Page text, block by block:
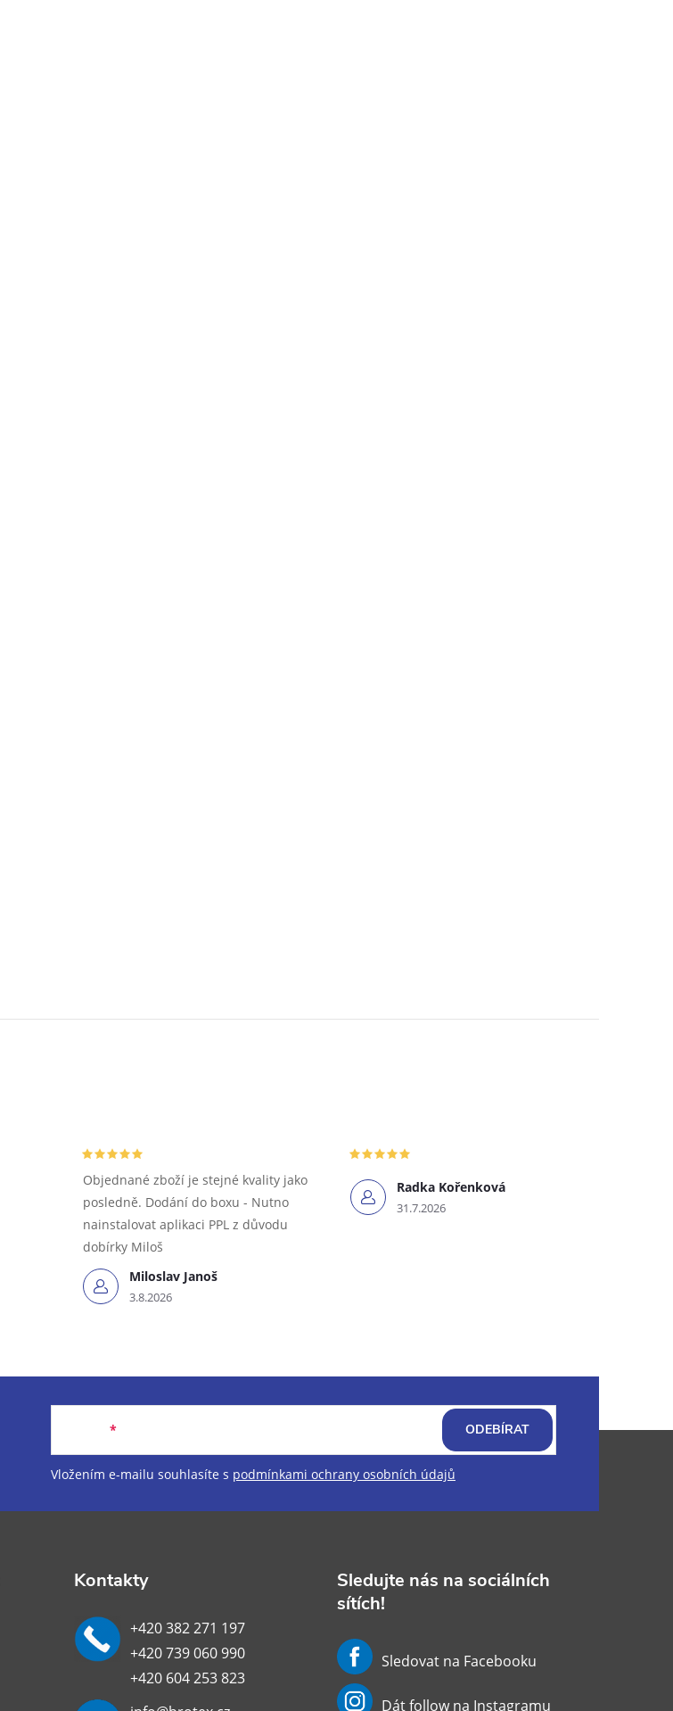
Miloslav Janoš
3.8.2026
Objednané zboží je stejné kvality jako
posledně. Dodání do boxu - Nutno
nainstalovat aplikaci PPL z důvodu
dobírky Miloš
Radka Kořenková
31.7.2026
Vložením e-mailu souhlasíte s podmínkami ochrany osobních údajů
ODEBÍRAT
Kontakty
+420 382 271 197
+420 739 060 990
+420 604 253 823
Sledujte nás na sociálních
sítích!
Sledovat na Facebooku
Dát follow na Instagramu